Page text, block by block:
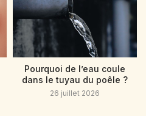
Pourquoi de l’eau coule
dans le tuyau du poêle ?
26 juillet 2026